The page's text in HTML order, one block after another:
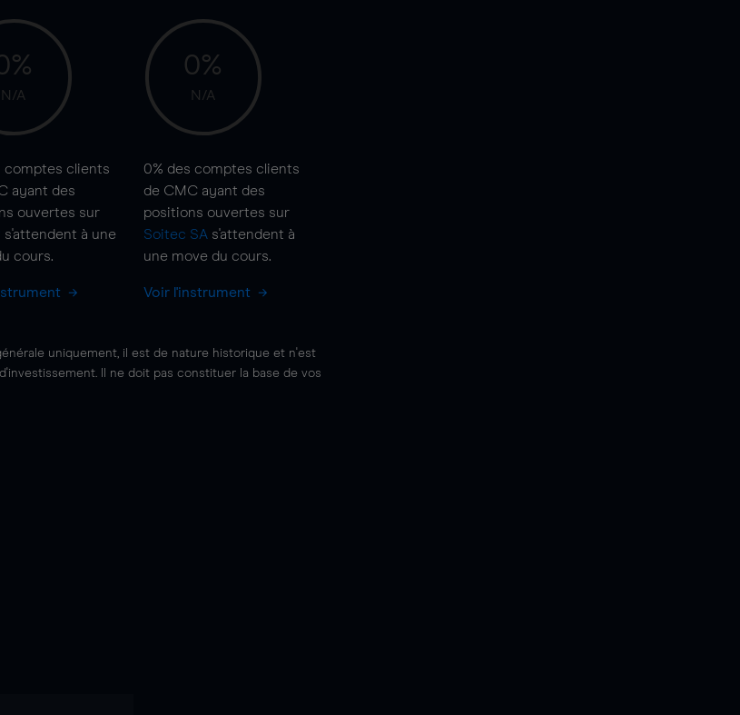
N/A
comptes clients
ayant des
ouvertes sur
s'attendent à une
cours.
0%
N/A
0% des comptes clients
de CMC ayant des
positions ouvertes sur
Soitec SA s'attendent à
une move du cours.
Voir l'instrument
uniquement, il est de nature historique et n'est
Il ne doit pas constituer la base de vos